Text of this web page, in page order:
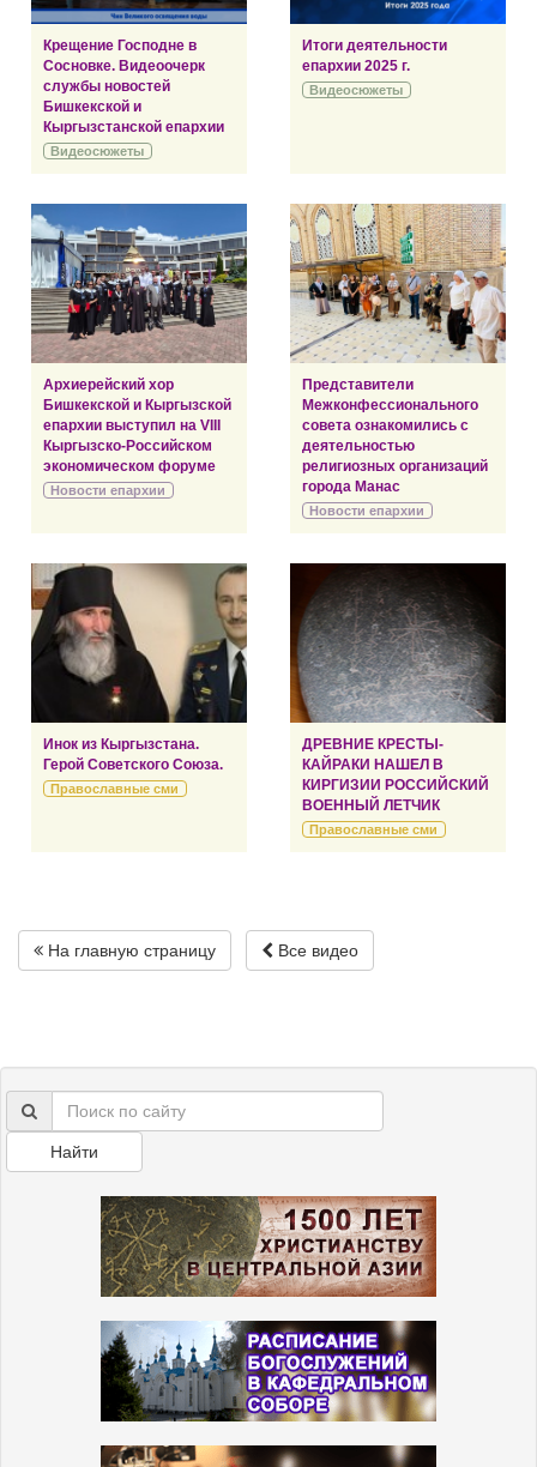
Крещение Господне в
Сосновке. Видеоочерк
службы новостей
Бишкекской и
Кыргызстанской епархии
Видеосюжеты
Итоги деятельности
епархии 2025 г.
Видеосюжеты
Архиерейский хор
Бишкекской и Кыргызской
епархии выступил на VIII
Кыргызско-Российском
экономическом форуме
Новости епархии
Представители
Межконфессионального
совета ознакомились с
деятельностью
религиозных организаций
города Манас
Новости епархии
Инок из Кыргызстана.
Герой Советского Союза.
Православные сми
ДРЕВНИЕ КРЕСТЫ-
КАЙРАКИ НАШЕЛ В
КИРГИЗИИ РОССИЙСКИЙ
ВОЕННЫЙ ЛЕТЧИК
Православные сми
На главную страницу Все видео
Найти